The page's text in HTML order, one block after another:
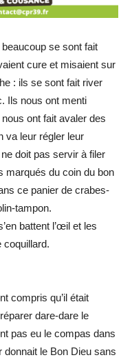
se sont fait
cure et misaient sur
: ils se sont fait river
Ils nous ont menti
ont fait avaler des
va leur régler leur
doit pas servir à filer
marqués du coin du bon
ce panier de crabes-
tampon.
battent l’œil et les
coquillard.
compris qu’il était
dare-dare le
pas eu le compas dans
donnait le Bon Dieu sans